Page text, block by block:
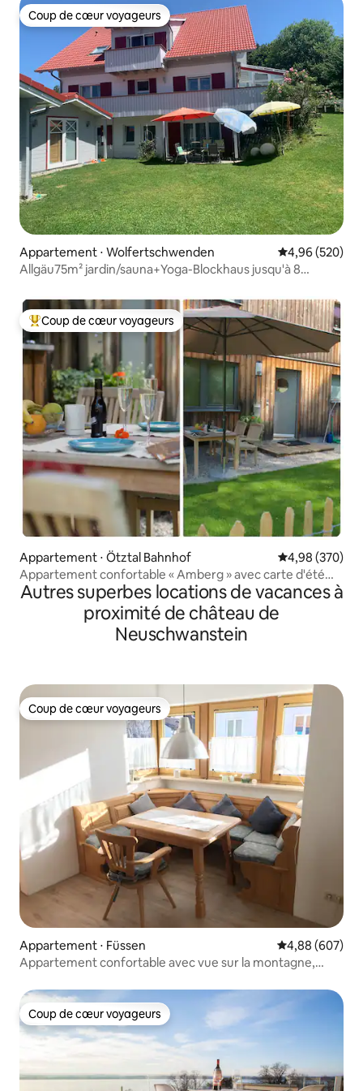
Coup de cœur voyageurs
Coup de cœur voyageurs
Appartement ⋅ Wolfertschwenden Évaluation
4,96 (520)
Allgäu75m² jardin/sauna+Yoga-Blockhaus jusqu'à 8
Coups de cœur voyageurs les plus appréciés
Coup de cœur voyageurs
Appartement ⋅ Ötztal Bahnhof Évaluation
4,98 (370)
Appartement confortable « Amberg » avec carte d'été
Ötztal
Autres superbes locations de vacances à
proximité de château de
Neuschwanstein
Coup de cœur voyageurs
Coup de cœur voyageurs
Appartement ⋅ Füssen Évaluation
4,88 (607)
Appartement confortable avec vue sur la montagne,
Coup de cœur voyageurs
Coup de cœur voyageurs